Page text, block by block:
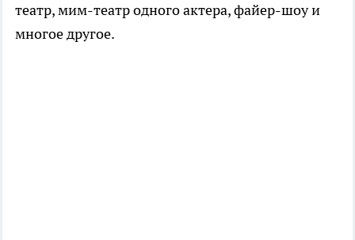
театр, мим-театр одного актера, файер-шоу и
многое другое.